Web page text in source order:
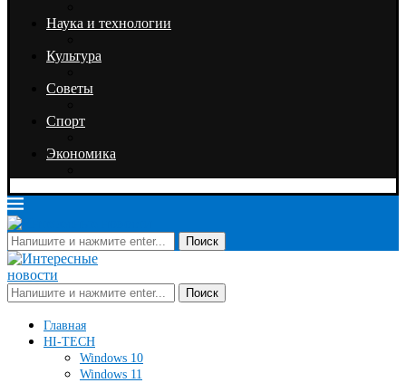
Наука и технологии
Культура
Советы
Спорт
Экономика
Поиск
Поиск
Главная
HI-TECH
Windows 10
Windows 11